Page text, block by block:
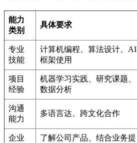
能力
类别
具体要求
专业
技能
计算机编程、算法设计、AI
框架使用
项目
经验
机器学习实践、研究课题、
数据分析
沟通
能力
多语言达、跨文化合作
企业
了解公司产品、结合业务提